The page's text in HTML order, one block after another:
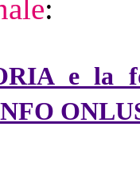
:
e la